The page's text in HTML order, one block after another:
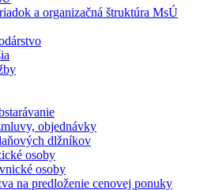
a organizačná štruktúra MsÚ
objednávky
dlžníkov
osoby
osoby
na predloženie cenovej ponuky